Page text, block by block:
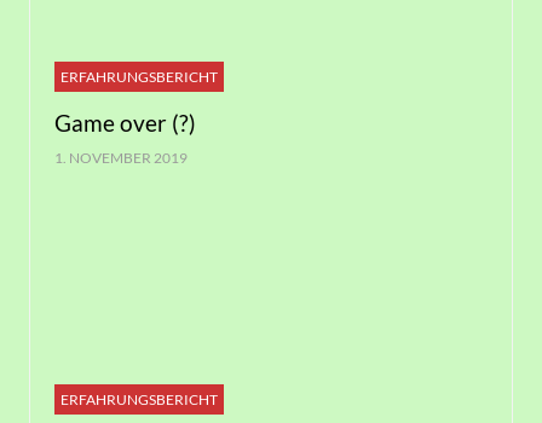
ERFAHRUNGSBERICHT
Game over (?)
1. NOVEMBER 2019
ERFAHRUNGSBERICHT